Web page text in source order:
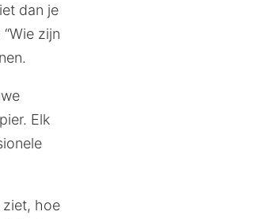
dan je
zijn
Elk
ziet, hoe